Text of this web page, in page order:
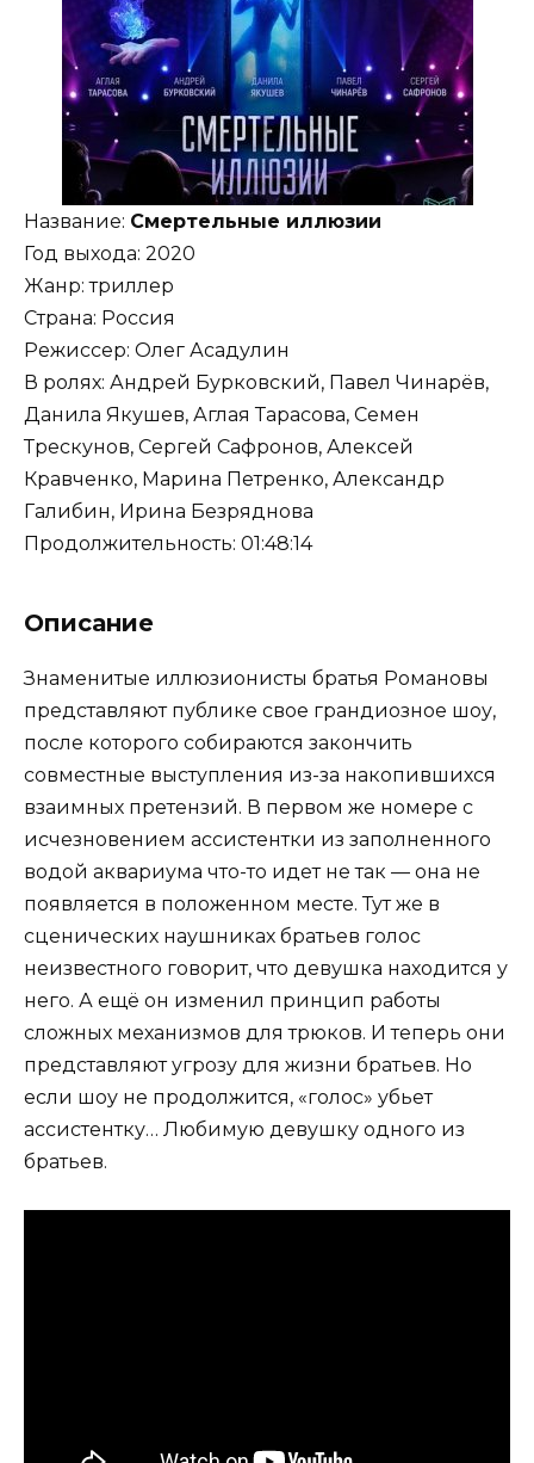
Название: Смертельные иллюзии
Год выхода: 2020
Жанр: триллер
Страна: Россия
Режиссер: Олег Асадулин
В ролях: Андрей Бурковский, Павел Чинарёв,
Данила Якушев, Аглая Тарасова, Семен
Трескунов, Сергей Сафронов, Алексей
Кравченко, Марина Петренко, Александр
Галибин, Ирина Безряднова
Продолжительность: 01:48:14
Описание
Знаменитые иллюзионисты братья Романовы
представляют публике свое грандиозное шоу,
после которого собираются закончить
совместные выступления из-за накопившихся
взаимных претензий. В первом же номере с
исчезновением ассистентки из заполненного
водой аквариума что-то идет не так — она не
появляется в положенном месте. Тут же в
сценических наушниках братьев голос
неизвестного говорит, что девушка находится у
него. А ещё он изменил принцип работы
сложных механизмов для трюков. И теперь они
представляют угрозу для жизни братьев. Но
если шоу не продолжится, «голос» убьет
ассистентку… Любимую девушку одного из
братьев.